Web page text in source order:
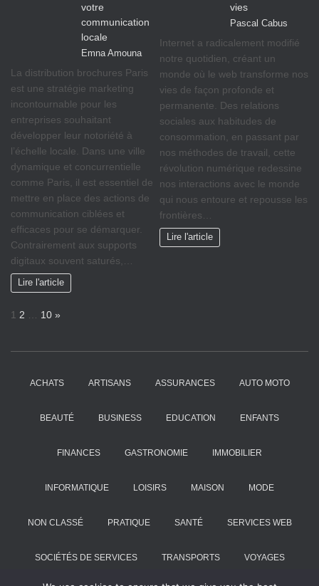
votre
communication
locale
Emna Amouna
La distribution brochures Paris
est une stratégie marketing
incontournable pour les
entreprises souhaitant
développer leur notoriété à
l’échelle locale. Dans une ville
dynamique et concurrentielle
comme Paris, il est essentiel de
mettre en place des actions de
communication ciblées et
efficaces pour se démarquer.
Contrairement aux supports
digitaux souvent saturés,…
Lire l'article
vies
Pascal Cabus
Internet a radicalement modifié
notre quotidien, créant un
monde où le web transforme nos
vies de façon profonde et
permanente. Des relations
sociales aux habitudes de
consommation, en passant par
nos méthodes de travail, cette
révolution numérique redessine
nos interactions avec le monde
qui nous entoure et repousse les
frontières…
Lire l'article
P1 2 10 N
»
ACHATS ARTISANS ASSURANCES AUTO MOTO
BEAUTÉ BUSINESS EDUCATION ENFANTS
FINANCES GASTRONOMIE IMMOBILIER
INFORMATIQUE LOISIRS MAISON MODE
NON CLASSÉ PRATIQUE SANTÉ SERVICES WEB
SOCIÉTÉS DE SERVICES TRANSPORTS VOYAGES